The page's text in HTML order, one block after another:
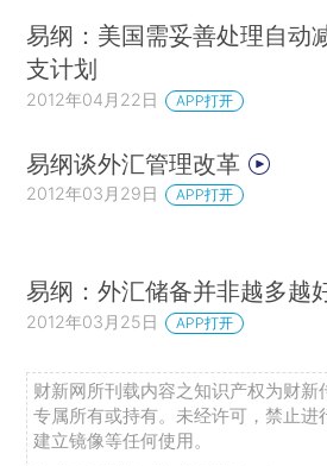
易纲：美国需妥善处理自动
支计划
2012年04月22日 APP打开
易纲谈外汇管理改革
2012年03月29日 APP打开
易纲：外汇储备并非越多越
2012年03月25日 APP打开
财新网所刊载内容之知识产权为财新
专属所有或持有。未经许可，禁止进
建立镜像等任何使用。